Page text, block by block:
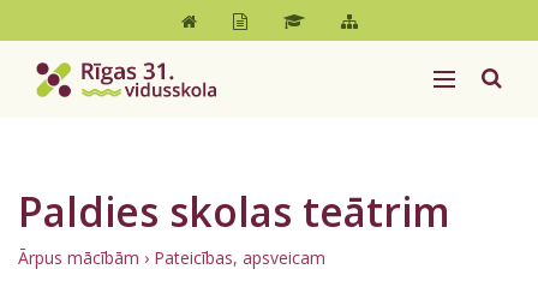
Paldies skolas teātrim
Ārpus mācībām › Pateicības, apsveicam